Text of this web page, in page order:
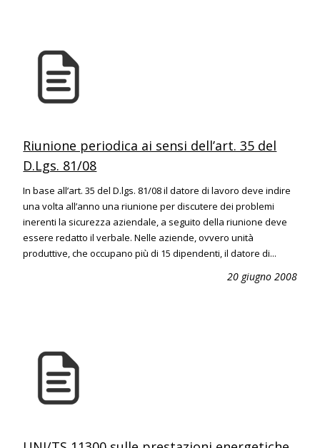
Riunione periodica ai sensi dell’art. 35 del
D.Lgs. 81/08
In base all’art. 35 del D.lgs. 81/08 il datore di lavoro deve indire
una volta all’anno una riunione per discutere dei problemi
inerenti la sicurezza aziendale, a seguito della riunione deve
essere redatto il verbale. Nelle aziende, ovvero unità
produttive, che occupano più di 15 dipendenti, il datore di...
20 giugno 2008